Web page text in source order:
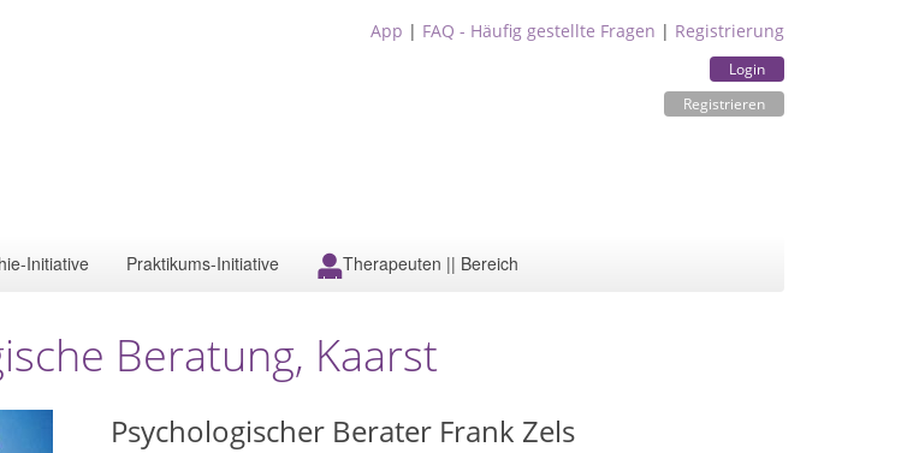
App | FAQ - Häufig gestellte Fragen | Registrierung
Login
Registrieren
Initiative Praktikums-Initiative Therapeuten || Bereich
Beratung, Kaarst
Psychologischer Berater Frank Zels